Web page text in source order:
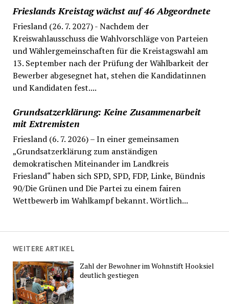
Frieslands Kreistag wächst auf 46 Abgeordnete
Friesland (26. 7. 2027) - Nachdem der
Kreiswahlausschuss die Wahlvorschläge von Parteien
und Wählergemeinschaften für die Kreistagswahl am
13. September nach der Prüfung der Wählbarkeit der
Bewerber abgesegnet hat, stehen die Kandidatinnen
und Kandidaten fest....
Grundsatzerklärung: Keine Zusammenarbeit
mit Extremisten
Friesland (6. 7. 2026) – In einer gemeinsamen
„Grundsatzerklärung zum anständigen
demokratischen Miteinander im Landkreis
Friesland“ haben sich SPD, SPD, FDP, Linke, Bündnis
90/Die Grünen und Die Partei zu einem fairen
Wettbewerb im Wahlkampf bekannt. Wörtlich...
WEITERE ARTIKEL
Zahl der Bewohner im Wohnstift Hooksiel
deutlich gestiegen